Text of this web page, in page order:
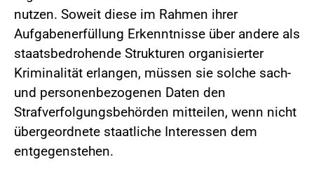
nutzen. Soweit diese im Rahmen ihrer
Aufgabenerfüllung Erkenntnisse über andere als
staatsbedrohende Strukturen organisierter
Kriminalität erlangen, müssen sie solche sach-
und personenbezogenen Daten den
Strafverfolgungsbehörden mitteilen, wenn nicht
übergeordnete staatliche Interessen dem
entgegenstehen.